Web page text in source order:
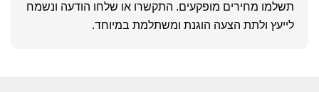
תשלמו מחירים מופקעים. התקשרו או שלחו הודעה ונשמח
לייעץ ולתת הצעה הוגנת ומשתלמת במיוחד.